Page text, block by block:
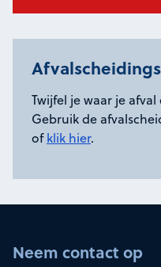
Twijfel je waar je
Gebruik de
ofklik hier.
Neem contact op